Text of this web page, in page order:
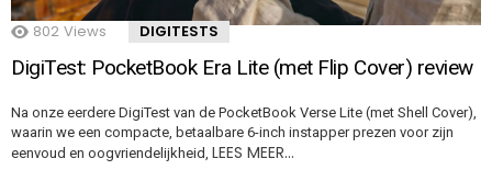
802 Views DIGITESTS
DigiTest: PocketBook Era Lite (met Flip Cover) review
Na onze eerdere DigiTest van de PocketBook Verse Lite (met Shell Cover),
waarin we een compacte, betaalbare 6-inch instapper prezen voor zijn
eenvoud en oogvriendelijkheid, LEES MEER…